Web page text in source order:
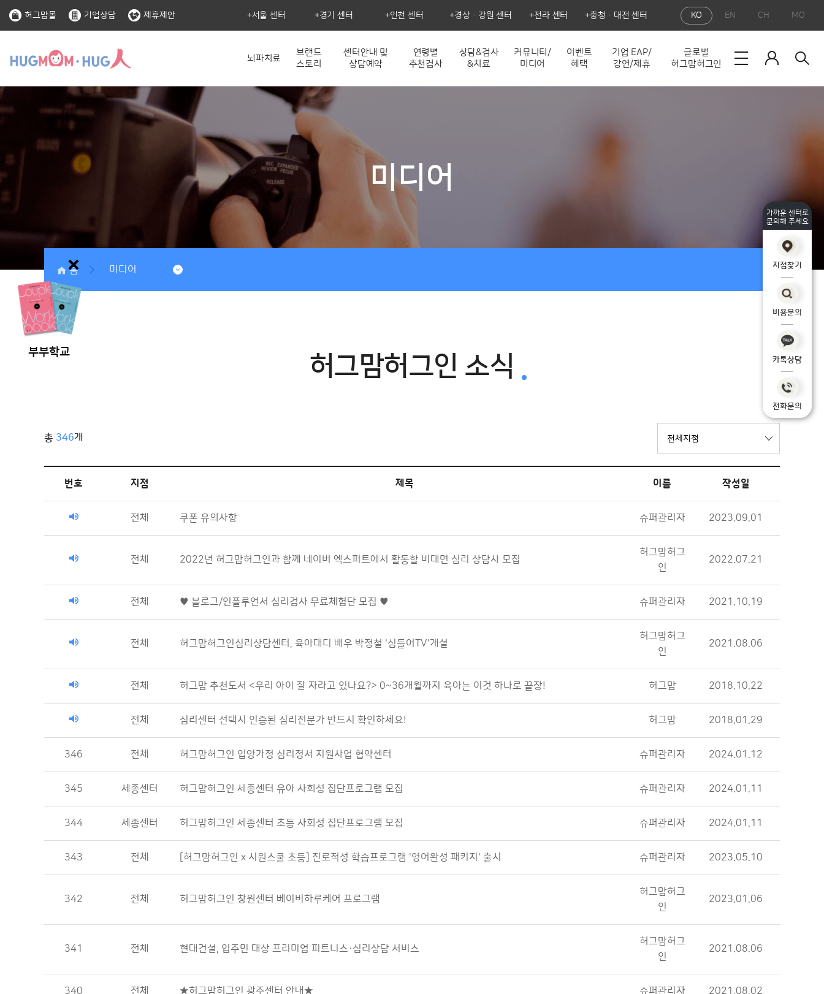
허그맘몰 기업상담 제휴제안 서울 센터 경기 센터 인천 센터 경상·강원 센터 전라 센터 충청·대전 센터 KO EN CH MO
뇌파치료
브랜드
스토리
센터안내 및
상담예약
연령별
추천검사
상담&검사
&치료
커뮤니티/
미디어
이벤트
혜택
기업 EAP/
강연/제휴
글로벌
허그맘허그인
미디어
홈 미디어
허그맘허그인 소식
총 346개
번호 지점 제목 이름 작성일
전체 쿠폰 유의사항 슈퍼관리자 2023.09.01
전체 2022년 허그맘허그인과 함께 네이버 엑스퍼트에서 활동할 비대면 심리 상담사 모집
허그맘허그
인
2022.07.21
전체 ♥ 블로그/인플루언서 심리검사 무료체험단 모집 ♥ 슈퍼관리자 2021.10.19
전체 허그맘허그인심리상담센터, 육아대디 배우 박정철 '심들어TV'개설
허그맘허그
인
2021.08.06
전체 허그맘 추천도서 <우리 아이 잘 자라고 있나요?> 0~36개월까지 육아는 이것 하나로 끝장! 허그맘 2018.10.22
전체 심리센터 선택시 인증된 심리전문가 반드시 확인하세요! 허그맘 2018.01.29
346 전체 허그맘허그인 입양가정 심리정서 지원사업 협약센터 슈퍼관리자 2024.01.12
345 세종센터 허그맘허그인 세종센터 유아 사회성 집단프로그램 모집 슈퍼관리자 2024.01.11
344 세종센터 허그맘허그인 세종센터 초등 사회성 집단프로그램 모집 슈퍼관리자 2024.01.11
343 전체 [허그맘허그인 x 시원스쿨 초등] 진로적성 학습프로그램 '영어완성 패키지' 출시 슈퍼관리자 2023.05.10
342 전체 허그맘허그인 창원센터 베이비하루케어 프로그램
허그맘허그
인
2023.01.06
341 전체 현대건설, 입주민 대상 프리미엄 피트니스·심리상담 서비스
허그맘허그
인
2021.08.06
340 전체 ★허그맘허그인 광주센터 안내★ 슈퍼관리자 2021.08.02
부부학교
가까운 센터로
문의해 주세요
지점찾기
비용문의
카톡상담
전화문의